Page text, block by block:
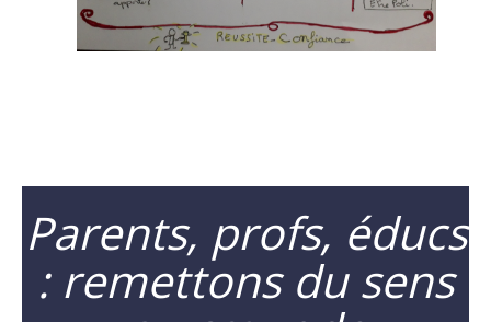
Parents, profs, éducs
: remettons du sens